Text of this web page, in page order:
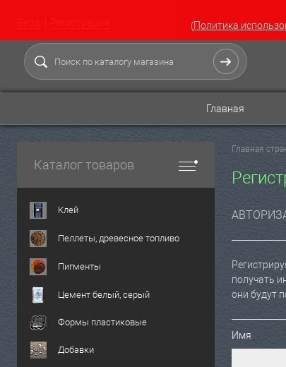
(Политика
Главная
Каталог товаров
Клей
Пеллеты, древесное топливо
Пигменты
Цемент белый, серый
Формы пластиковые
Добавки
Главная
получать
они будут
Имя